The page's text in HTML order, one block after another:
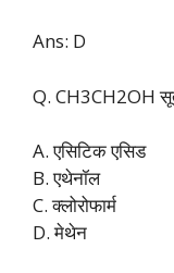
Ans: D
Q. CH3CH2OH
A. एसिटिक एसिड
B. एथेनॉल
C. क्लोरोफार्म
D. मेथेन